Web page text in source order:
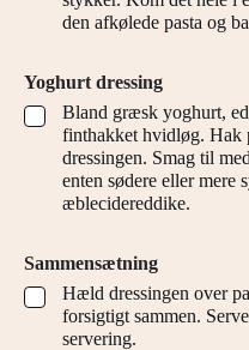
den afkølede pasta og
Yoghurt dressing
▢
Bland græsk yoghurt,
finthakket hvidløg. Hak
dressingen. Smag til
enten sødere eller
æblecidereddike.
Sammensætning
▢
Hæld dressingen over
forsigtigt sammen.
servering.